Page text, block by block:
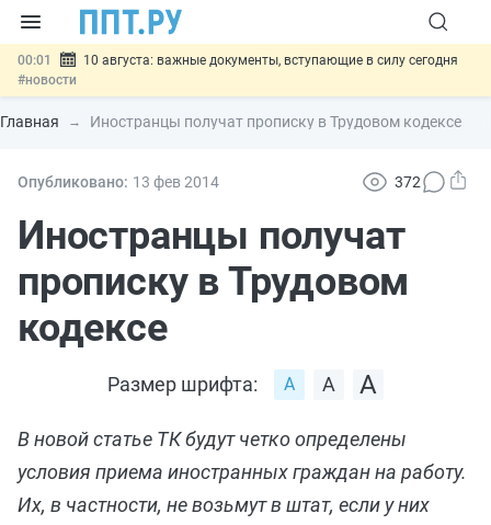
00:01
10 августа: важные документы, вступающие в силу сегодня
#новости
07.08 Подписан закон о блокировке продажи опасных товаров через
«Честный знак»#новости
07.08 Госпошлину за устранение ошибок в документах предлагают
07.08
отношений #новости
Главная Иностранцы получат прописку в Трудовом кодексе
Опубликовано: 13 фев2014 372
Иностранцы получат
прописку в Трудовом
кодексе
Размер шрифта:
В новой статье ТК будут четко определены
условия приема иностранных граждан на работу.
Их, в частности, не возьмут в штат, если у них